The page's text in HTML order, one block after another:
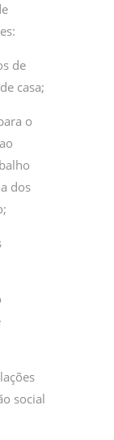
de
casa;
o
dos
social